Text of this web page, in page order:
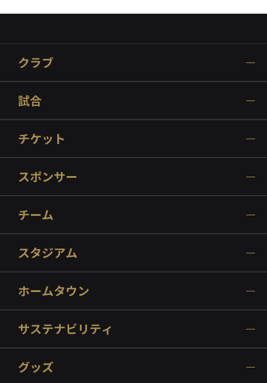
クラブ
試合
チケット
スポンサー
チーム
スタジアム
ホームタウン
サステナビリティ
グッズ